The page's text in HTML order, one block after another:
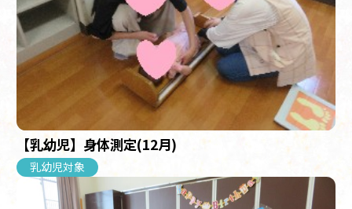
【乳幼児】身体測定(12月)
乳幼児対象